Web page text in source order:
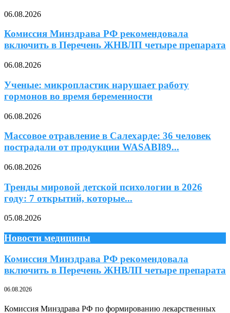
06.08.2026
Комиссия Минздрава РФ рекомендовала
включить в Перечень ЖНВЛП четыре препарата
06.08.2026
Ученые: микропластик нарушает работу
гормонов во время беременности
06.08.2026
Массовое отравление в Салехарде: 36 человек
пострадали от продукции WASABI89...
06.08.2026
Тренды мировой детской психологии в 2026
году: 7 открытий, которые...
05.08.2026
Новости медицины
Комиссия Минздрава РФ рекомендовала
включить в Перечень ЖНВЛП четыре препарата
06.08.2026
Комиссия Минздрава РФ по формированию лекарственных